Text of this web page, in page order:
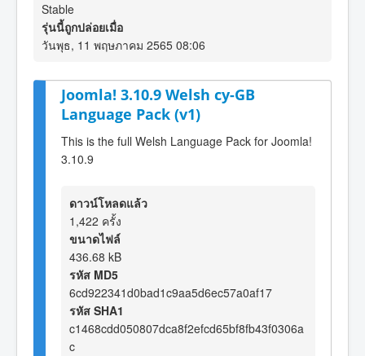
Stable
รุ่นนี้ถูกปล่อยเมื่อ
วันพุธ, 11 พฤษภาคม 2565 08:06
Joomla! 3.10.9 Welsh cy-GB
Language Pack (v1)
This is the full Welsh Language Pack for Joomla!
3.10.9
ดาวน์โหลดแล้ว
1,422 ครั้ง
ขนาดไฟล์
436.68 kB
รหัส MD5
6cd922341d0bad1c9aa5d6ec57a0af17
รหัส SHA1
c1468cdd050807dca8f2efcd65bf8fb43f0306a
c